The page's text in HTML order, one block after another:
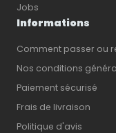
Jobs
Informations
Comment passer ou
Nos conditions
Paiement sécurisé
Frais de livraison
Politique d'avis